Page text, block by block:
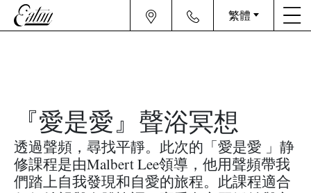
繁體
『愛是愛』聲浴冥想
透過聲頻，尋找平靜。此次的「愛是愛 」静
修課程是由Malbert Lee領導，他用聲頻帶我
們踏上自我發現和自愛的旅程。此課程適合